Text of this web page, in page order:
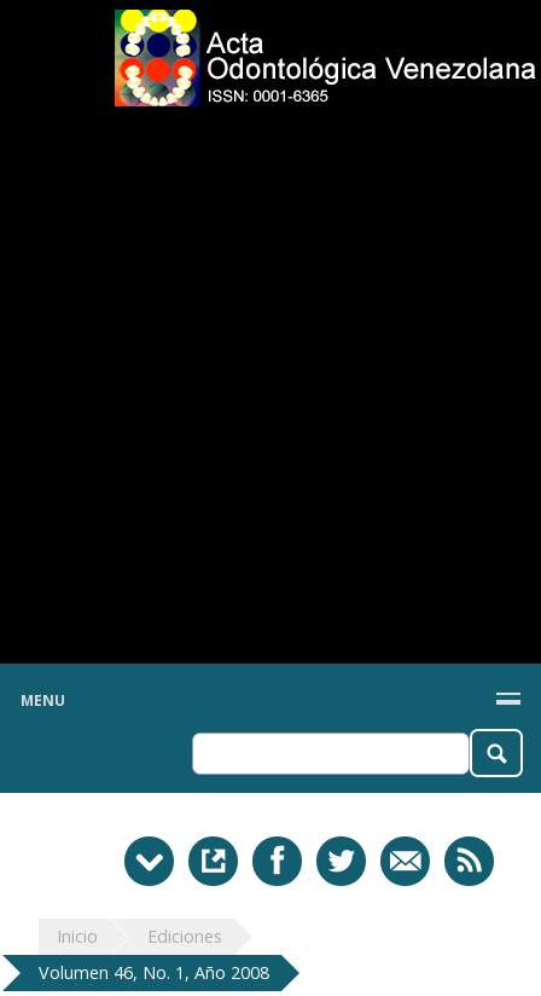
MENU
Inicio
Ediciones
Volumen 46, No. 1, Año 2008